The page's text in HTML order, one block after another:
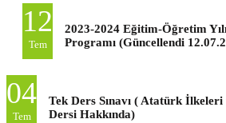
12
Tem
2023-2024 Eğitim-Öğretim
Programı (Güncellendi
04
Tem
Tek Ders Sınavı ( Atatürk
Dersi Hakkında)